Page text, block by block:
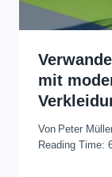
mit
Von Peter
Reading Time: